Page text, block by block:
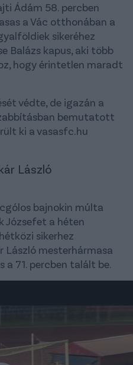
Ádám 58. percben
a Vác otthonában a
sikeréhez
Balázs kapus, aki több
hogy érintetlen maradt
védte, de igazán a
bemutatott
ki a vasasfc.hu
László
bajnokin múlta
Józsefet a héten
sikerhez
László mesterhármasa
a 71. percben talált be.